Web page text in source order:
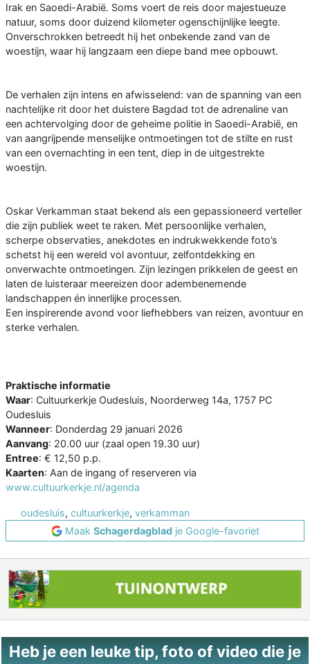
Irak en Saoedi-Arabië. Soms voert de reis door majestueuze
natuur, soms door duizend kilometer ogenschijnlijke leegte.
Onverschrokken betreedt hij het onbekende zand van de
woestijn, waar hij langzaam een diepe band mee opbouwt.
De verhalen zijn intens en afwisselend: van de spanning van een
nachtelijke rit door het duistere Bagdad tot de adrenaline van
een achtervolging door de geheime politie in Saoedi-Arabië, en
van aangrijpende menselijke ontmoetingen tot de stilte en rust
van een overnachting in een tent, diep in de uitgestrekte
woestijn.
Oskar Verkamman staat bekend als een gepassioneerd verteller
die zijn publiek weet te raken. Met persoonlijke verhalen,
scherpe observaties, anekdotes en indrukwekkende foto’s
schetst hij een wereld vol avontuur, zelfontdekking en
onverwachte ontmoetingen. Zijn lezingen prikkelen de geest en
laten de luisteraar meereizen door adembenemende
landschappen én innerlijke processen.
Een inspirerende avond voor liefhebbers van reizen, avontuur en
sterke verhalen.
Praktische informatie
Waar: Cultuurkerkje Oudesluis, Noorderweg 14a, 1757 PC
Oudesluis
Wanneer: Donderdag 29 januari 2026
Aanvang: 20.00 uur (zaal open 19.30 uur)
Entree: € 12,50 p.p.
Kaarten: Aan de ingang of reserveren via
www.cultuurkerkje.nl/agenda
oudesluis, cultuurkerkje, verkamman
Maak Schagerdagbladje Google-favoriet
Heb je een leuke tip, foto of video die je